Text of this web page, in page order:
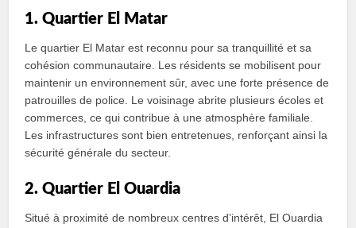
1. Quartier El Matar
Le quartier El Matar est reconnu pour sa tranquillité et sa
cohésion communautaire. Les résidents se mobilisent pour
maintenir un environnement sûr, avec une forte présence de
patrouilles de police. Le voisinage abrite plusieurs écoles et
commerces, ce qui contribue à une atmosphère familiale.
Les infrastructures sont bien entretenues, renforçant ainsi la
sécurité générale du secteur.
2. Quartier El Ouardia
Situé à proximité de nombreux centres d’intérêt, El Ouardia